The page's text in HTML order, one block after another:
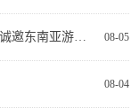
08-05
印尼亚洲游乐设备展会即将开启，华锦游乐诚邀东南亚游乐投资者现场交流
08-04